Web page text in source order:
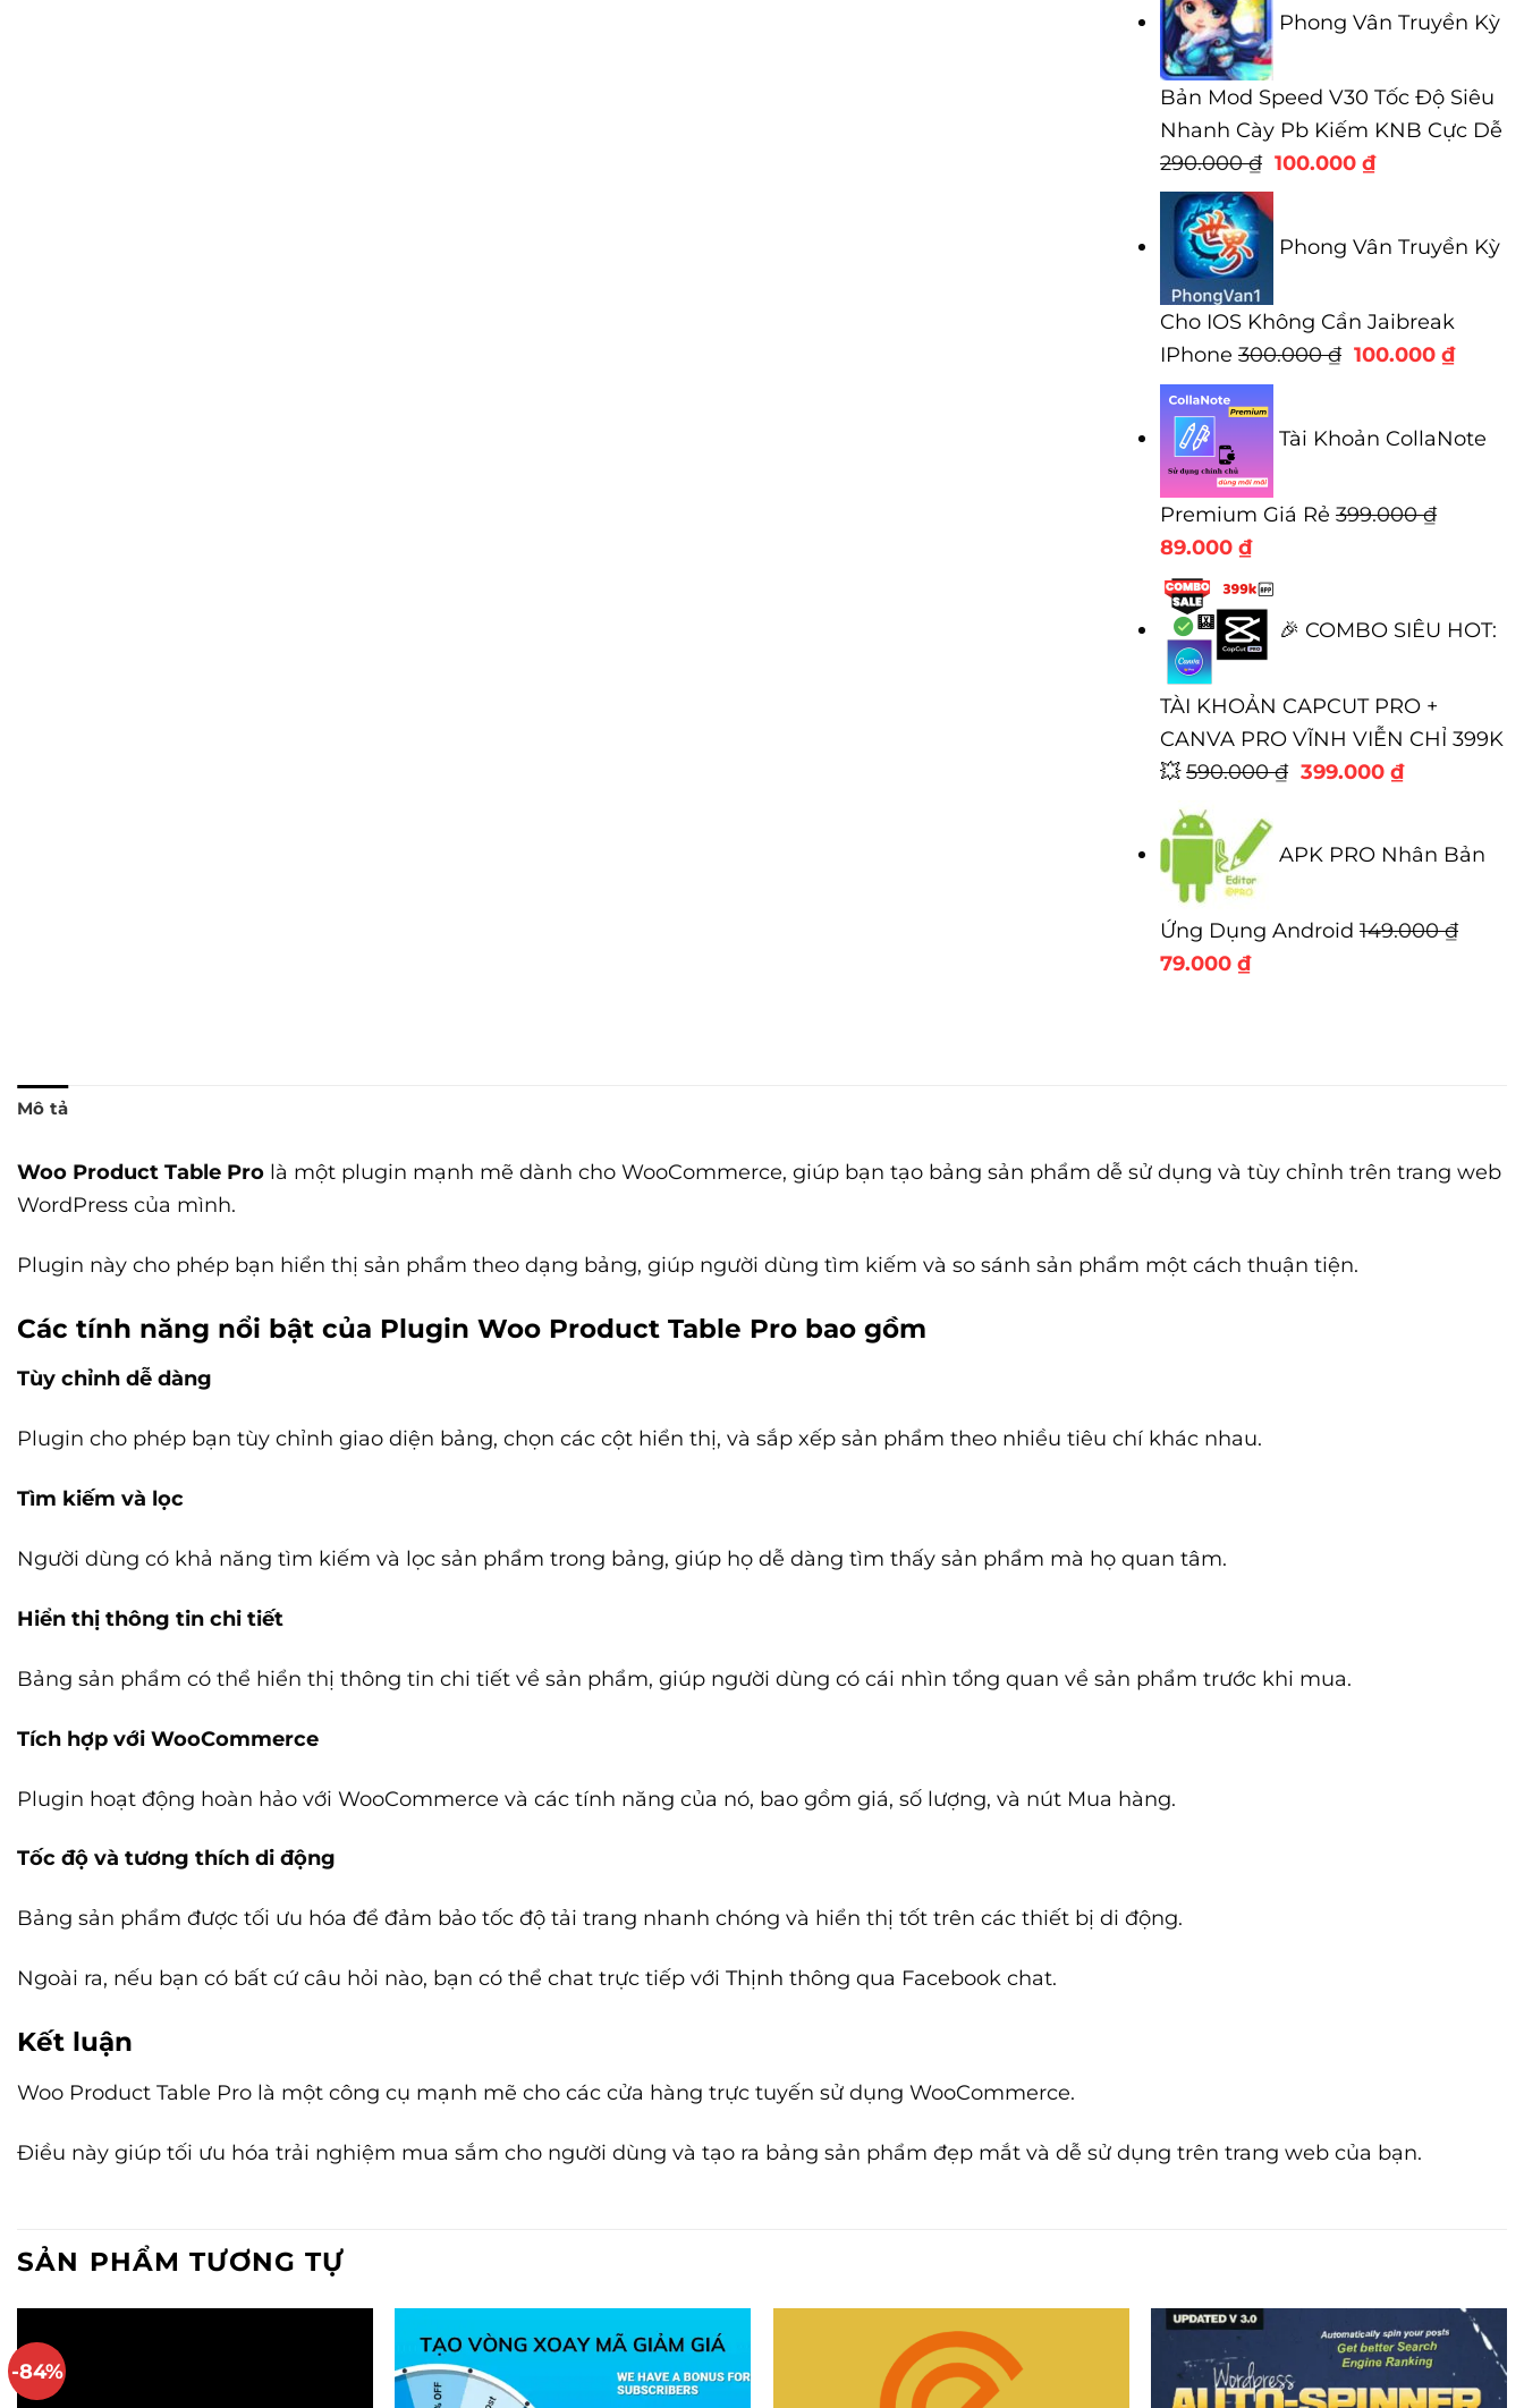
1.500.000 ₫.là:
Phong Vân Truyền Kỳ
Bản Mod Speed V30 Tốc Độ Siêu
Nhanh Cày Pb Kiếm KNB Cực Dễ
290.000₫ Giá
gốc
là:
290.000 ₫.
100.000 ₫Giá
là:
Phong Vân Truyền Kỳ
Cho IOS Không Cần Jaibreak
IPhone 300.000₫ Giá
300.000 ₫.
100.000 ₫Giá
là:
Tài Khoản CollaNote
Premium Giá Rẻ 399.000₫
Giá
gốc
là:
399.000 ₫.
89.000 ₫Giá
hiện
tại
là:
🎉 COMBO SIÊU HOT:
TÀI KHOẢN CAPCUT PRO +
CANVA PRO VĨNH VIỄN CHỈ 399K
💥 590.000₫ Giá
590.000 ₫.
399.000 ₫Giá
là:
APK PRO Nhân Bản
Ứng Dụng Android 149.000₫
Giá
79.000 ₫Giá
Mô tả
Woo Product Table Pro là một plugin mạnh mẽ dành cho WooCommerce, giúp bạn tạo bảng sản phẩm dễ sử dụng và tùy chỉnh trên trang web
WordPress của mình.
Plugin này cho phép bạn hiển thị sản phẩm theo dạng bảng, giúp người dùng tìm kiếm và so sánh sản phẩm một cách thuận tiện.
Các tính năng nổi bật của Plugin Woo Product Table Pro bao gồm
Tùy chỉnh dễ dàng
Plugin cho phép bạn tùy chỉnh giao diện bảng, chọn các cột hiển thị, và sắp xếp sản phẩm theo nhiều tiêu chí khác nhau.
Tìm kiếm và lọc
Người dùng có khả năng tìm kiếm và lọc sản phẩm trong bảng, giúp họ dễ dàng tìm thấy sản phẩm mà họ quan tâm.
Hiển thị thông tin chi tiết
Bảng sản phẩm có thể hiển thị thông tin chi tiết về sản phẩm, giúp người dùng có cái nhìn tổng quan về sản phẩm trước khi mua.
Tích hợp với WooCommerce
Plugin hoạt động hoàn hảo với WooCommerce và các tính năng của nó, bao gồm giá, số lượng, và nút Mua hàng.
Tốc độ và tương thích di động
Bảng sản phẩm được tối ưu hóa để đảm bảo tốc độ tải trang nhanh chóng và hiển thị tốt trên các thiết bị di động.
Ngoài ra, nếu bạn có bất cứ câu hỏi nào, bạn có thể chat trực tiếp với Thịnh thông qua Facebook chat.
Kết luận
Woo Product Table Pro là một công cụ mạnh mẽ cho các cửa hàng trực tuyến sử dụng WooCommerce.
Điều này giúp tối ưu hóa trải nghiệm mua sắm cho người dùng và tạo ra bảng sản phẩm đẹp mắt và dễ sử dụng trên trang web của bạn.
SẢN PHẨM TƯƠNG TỰ
-84%